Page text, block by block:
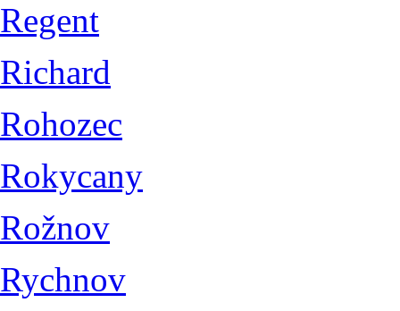
Regent
Richard
Rohozec
Rokycany
Rožnov
Rychnov